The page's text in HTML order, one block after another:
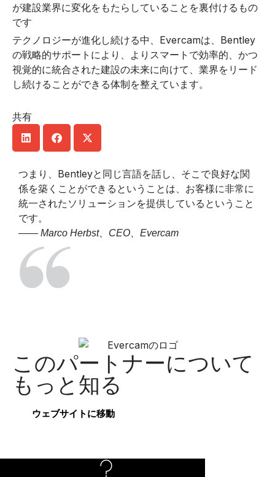
が建設業界に変化をもたらしていることを裏付けるもの
です
テクノロジーが進化し続ける中、Evercamは、Bentley
の戦略的サポートにより、よりスマートで効率的、かつ
視覚的に統合された建設の未来に向けて、業界をリード
し続けることができる体制を整えています。
共有
つまり、Bentleyと同じ言語を話し、そこで良好な関
係を築くことができるということは、お客様に非常に
統一されたソリューションを提供しているということ
です。
—— Marco Herbst、CEO、Evercam
このパートナーについて
もっと知る
ウェブサイトに移動